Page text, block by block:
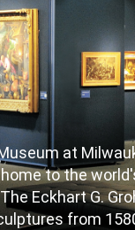
at
to the
Eckhart G.
from